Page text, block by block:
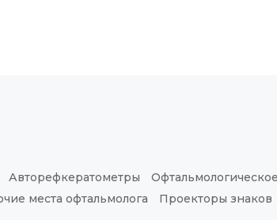
Авторефкератометры
места офтальмолога Проекторы знаков